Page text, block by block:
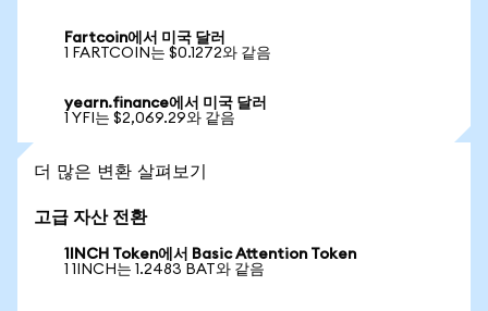
Fartcoin에서 미국 달러
1 FARTCOIN는 $0.1272와 같음
yearn.finance에서 미국 달러
1 YFI는 $2,069.29와 같음
더 많은 변환 살펴보기
고급 자산 전환
1INCH Token에서 Basic Attention Token
1 1INCH는 1.2483 BAT와 같음